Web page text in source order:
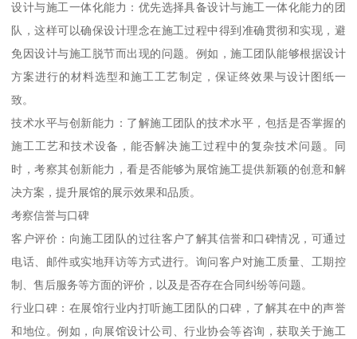
设计与施工一体化能力：优先选择具备设计与施工一体化能力的团
队，这样可以确保设计理念在施工过程中得到准确贯彻和实现，避
免因设计与施工脱节而出现的问题。例如，施工团队能够根据设计
方案进行的材料选型和施工工艺制定，保证终效果与设计图纸一
致。
技术水平与创新能力：了解施工团队的技术水平，包括是否掌握的
施工工艺和技术设备，能否解决施工过程中的复杂技术问题。同
时，考察其创新能力，看是否能够为展馆施工提供新颖的创意和解
决方案，提升展馆的展示效果和品质。
考察信誉与口碑
客户评价：向施工团队的过往客户了解其信誉和口碑情况，可通过
电话、邮件或实地拜访等方式进行。询问客户对施工质量、工期控
制、售后服务等方面的评价，以及是否存在合同纠纷等问题。
行业口碑：在展馆行业内打听施工团队的口碑，了解其在中的声誉
和地位。例如，向展馆设计公司、行业协会等咨询，获取关于施工